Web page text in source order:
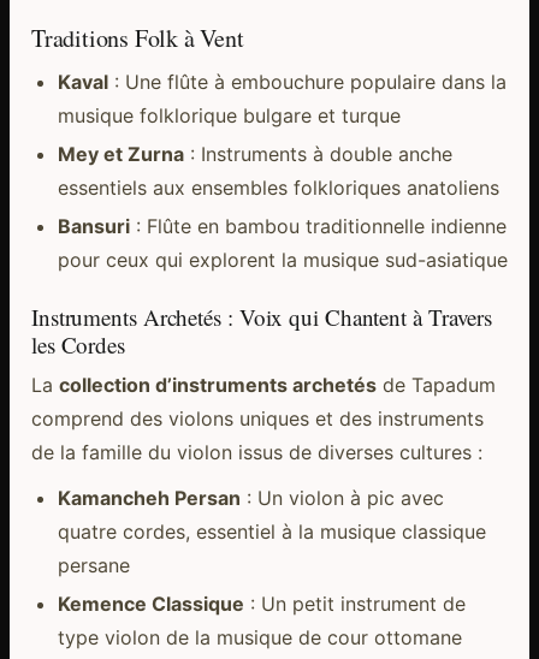
Traditions Folk à Vent
Kaval: Une flûte à embouchure populaire dans la
musique folklorique bulgare et turque
Mey et Zurna: Instruments à double anche
essentiels aux ensembles folkloriques anatoliens
Bansuri: Flûte en bambou traditionnelle indienne
pour ceux qui explorent la musique sud-asiatique
Instruments Archetés : Voix qui Chantent à Travers
les Cordes
La collection d’instruments archetésde Tapadum
comprend des violons uniques et des instruments
de la famille du violon issus de diverses cultures :
Kamancheh Persan : Un violon à pic avec
quatre cordes, essentiel à la musique classique
persane
Kemence Classique : Un petit instrument de
type violon de la musique de cour ottomane